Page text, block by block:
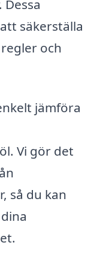
säkerställa
och
jämföra
Vi gör det
så du kan